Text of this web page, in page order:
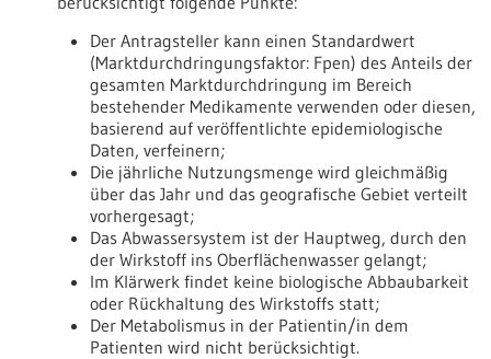
Der Antragsteller kann einen Standardwert
(Marktdurchdringungsfaktor: Fpen) des Anteils der
gesamten Marktdurchdringung im Bereich
bestehender Medikamente verwenden oder diesen,
basierend auf veröffentlichte epidemiologische
Daten, verfeinern;
Die jährliche Nutzungsmenge wird gleichmäßig
über das Jahr und das geografische Gebiet verteilt
vorhergesagt;
Das Abwassersystem ist der Hauptweg, durch den
der Wirkstoff ins Oberflächenwasser gelangt;
Im Klärwerk findet keine biologische Abbaubarkeit
oder Rückhaltung des Wirkstoffs statt;
Der Metabolismus in der Patientin/in dem
Patienten wird nicht berücksichtigt.